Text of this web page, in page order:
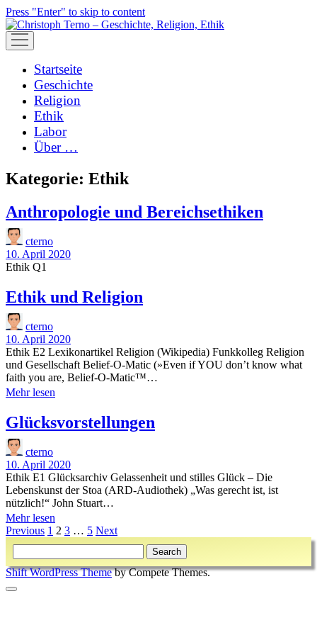
Press "Enter" to skip to content
open
menu
Startseite
Geschichte
Religion
Ethik
Labor
Über …
Kategorie: Ethik
Anthropologie und Bereichsethiken
cterno
10. April 2020
Ethik Q1
Ethik und Religion
cterno
10. April 2020
Ethik E2 Lexikonartikel Religion (Wikipedia) Funkkolleg Religion
und Gesellschaft Belief-O-Matic (»Even if YOU don’t know what
faith you are, Belief-O-Matic™…
Mehr lesen
Religion
Glücksvorstellungen
cterno
10. April 2020
Ethik E1 Glücksarchiv Gelassenheit und stilles Glück – Die
Lebenskunst der Stoa (ARD-Audiothek) „Was gerecht ist, ist
nützlich!“ John Stuart…
Mehr lesen
Beitragsnavigation
Previous 1 2 3 … 5 Next
Sidebar
Shift WordPress Themeby Compete Themes.
Scroll